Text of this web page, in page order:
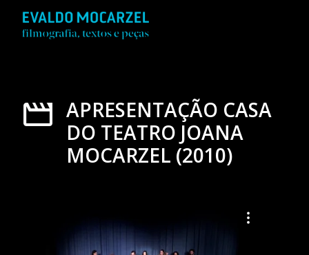
APRESENTAÇÃO CASA
DO TEATRO JOANA
MOCARZEL (2010)